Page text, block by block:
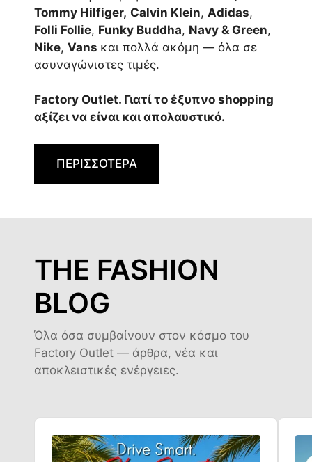
Tommy Hilfiger, Calvin Klein, Adidas,
Folli Follie, Funky Buddha, Navy & Green,
Nike, Vans και πολλά ακόμη — όλα σε
ασυναγώνιστες τιμές.
Factory Outlet. Γιατί το έξυπνο shopping
αξίζει να είναι και απολαυστικό.
ΠΕΡΙΣΣΟΤΕΡΑ
THE FASHION
BLOG
Όλα όσα συμβαίνουν στον κόσμο του
Factory Outlet — άρθρα, νέα και
αποκλειστικές ενέργειες.